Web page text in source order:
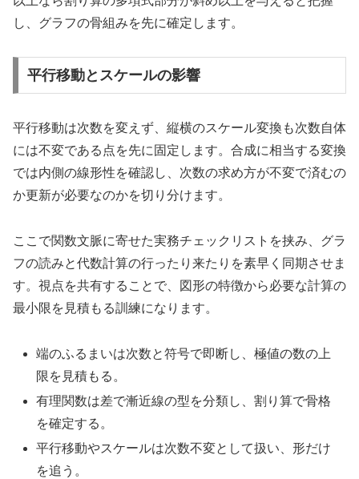
し、グラフの骨組みを先に確定します。
平行移動とスケールの影響
平行移動は次数を変えず、縦横のスケール変換も次数自体
には不変である点を先に固定します。合成に相当する変換
では内側の線形性を確認し、次数の求め方が不変で済むの
か更新が必要なのかを切り分けます。
ここで関数文脈に寄せた実務チェックリストを挟み、グラ
フの読みと代数計算の行ったり来たりを素早く同期させま
す。視点を共有することで、図形の特徴から必要な計算の
最小限を見積もる訓練になります。
端のふるまいは次数と符号で即断し、極値の数の上
限を見積もる。
有理関数は差で漸近線の型を分類し、割り算で骨格
を確定する。
平行移動やスケールは次数不変として扱い、形だけ
を追う。